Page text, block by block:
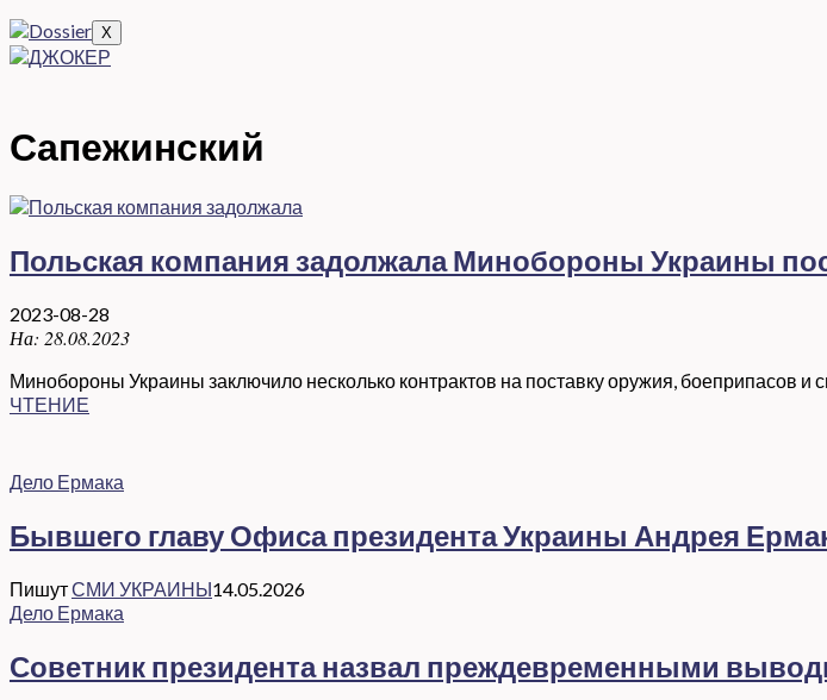
X
Сапежинский
Польская компания задолжала Минобороны Украины
2023-08-28
На: 28.08.2023
Минобороны Украины заключило несколько контрактов на поставку оружия, боеприпасов
ЧТЕНИЕ
Дело Ермака
Бывшего главу Офиса президента Украины Андрея
ПишутСМИ УКРАИНЫ14.05.2026
Дело Ермака
Советник президента назвал преждевременными